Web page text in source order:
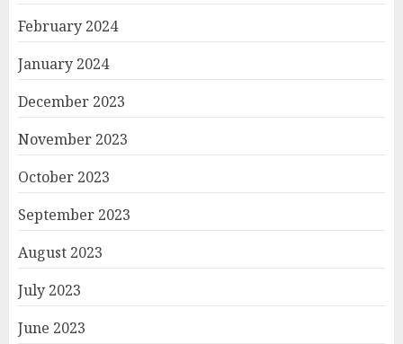
February 2024
January 2024
December 2023
November 2023
October 2023
September 2023
August 2023
July 2023
June 2023